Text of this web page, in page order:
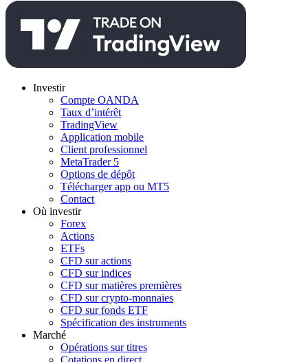
Investir
Compte OANDA
Taux d’intérêt
TradingView
Application mobile
Client professionnel
MetaTrader 5
Options de dépôt
Télécharger app ou MT5
Contact
Où investir
Forex
Actions
ETFs
CFD sur actions
CFD sur indices
CFD sur matières premières
CFD sur crypto-monnaies
CFD sur fonds ETF
Spécification des instruments
Marché
Opérations sur titres
Cotations en direct